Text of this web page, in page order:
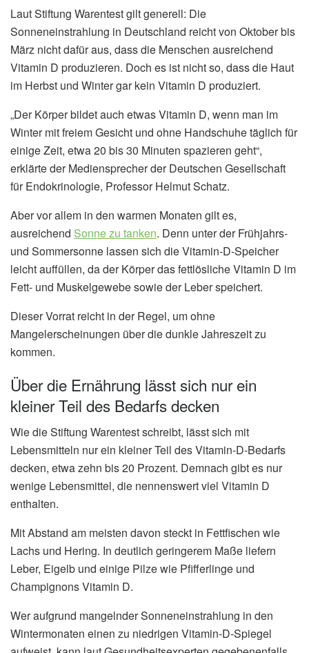
Laut Stiftung Warentest gilt generell: Die
Sonneneinstrahlung in Deutschland reicht von Oktober bis
März nicht dafür aus, dass die Menschen ausreichend
Vitamin D produzieren. Doch es ist nicht so, dass die Haut
im Herbst und Winter gar kein Vitamin D produziert.
„Der Körper bildet auch etwas Vitamin D, wenn man im
Winter mit freiem Gesicht und ohne Handschuhe täglich für
einige Zeit, etwa 20 bis 30 Minuten spazieren geht“,
erklärte der Mediensprecher der Deutschen Gesellschaft
für Endokrinologie, Professor Helmut Schatz.
Aber vor allem in den warmen Monaten gilt es,
ausreichend Sonne zu tanken. Denn unter der Frühjahrs-
und Sommersonne lassen sich die Vitamin-D-Speicher
leicht auffüllen, da der Körper das fettlösliche Vitamin D im
Fett- und Muskelgewebe sowie der Leber speichert.
Dieser Vorrat reicht in der Regel, um ohne
Mangelerscheinungen über die dunkle Jahreszeit zu
kommen.
Über die Ernährung lässt sich nur ein
kleiner Teil des Bedarfs decken
Wie die Stiftung Warentest schreibt, lässt sich mit
Lebensmitteln nur ein kleiner Teil des Vitamin-D-Bedarfs
decken, etwa zehn bis 20 Prozent. Demnach gibt es nur
wenige Lebensmittel, die nennenswert viel Vitamin D
enthalten.
Mit Abstand am meisten davon steckt in Fettfischen wie
Lachs und Hering. In deutlich geringerem Maße liefern
Leber, Eigelb und einige Pilze wie Pfifferlinge und
Champignons Vitamin D.
Wer aufgrund mangelnder Sonneneinstrahlung in den
Wintermonaten einen zu niedrigen Vitamin-D-Spiegel